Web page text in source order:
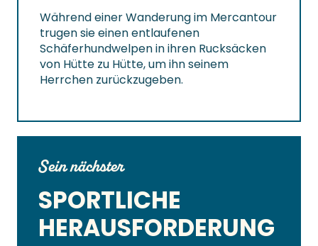
Während einer Wanderung im Mercantour
trugen sie einen entlaufenen
Schäferhundwelpen in ihren Rucksäcken
von Hütte zu Hütte, um ihn seinem
Herrchen zurückzugeben.
Sein nächster
SPORTLICHE
HERAUSFORDERUNG